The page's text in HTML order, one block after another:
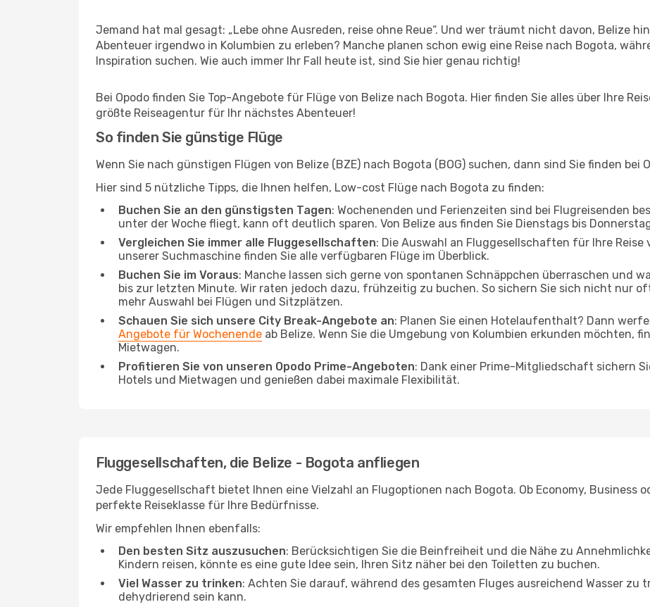
Jemand hat mal gesagt: „Lebe ohne Ausreden, reise ohne Reue“. Und wer träumt nicht davon, Belize
Abenteuer irgendwo in Kolumbien zu erleben? Manche planen schon ewig eine Reise nach Bogota,
Inspiration suchen. Wie auch immer Ihr Fall heute ist, sind Sie hier genau richtig!
Bei Opodo finden Sie Top-Angebote für Flüge von Belize nach Bogota. Hier finden Sie alles über Ihre
größte Reiseagentur für Ihr nächstes Abenteuer!
So finden Sie günstige Flüge
Wenn Sie nach günstigen Flügen von Belize (BZE) nach Bogota (BOG) suchen, dann sind Sie finden bei
Hier sind 5 nützliche Tipps, die Ihnen helfen, Low-cost Flüge nach Bogota zu finden:
Buchen Sie an den günstigsten Tagen: Wochenenden und Ferienzeiten sind bei Flugreisenden
unter der Woche fliegt, kann oft deutlich sparen. Von Belize aus finden Sie Dienstags bis
Vergleichen Sie immer alle Fluggesellschaften: Die Auswahl an Fluggesellschaften für Ihre
unserer Suchmaschine finden Sie alle verfügbaren Flüge im Überblick.
Buchen Sie im Voraus: Manche lassen sich gerne von spontanen Schnäppchen überraschen und
bis zur letzten Minute. Wir raten jedoch dazu, frühzeitig zu buchen. So sichern Sie sich nicht nur
mehr Auswahl bei Flügen und Sitzplätzen.
Schauen Sie sich unsere City Break-Angebote an: Planen Sie einen Hotelaufenthalt? Dann
Angebote für Wochenende ab Belize. Wenn Sie die Umgebung von Kolumbien erkunden möchten,
Mietwagen.
Profitieren Sie von unseren Opodo Prime-Angeboten: Dank einer Prime-Mitgliedschaft sichern
Hotels und Mietwagen und genießen dabei maximale Flexibilität.
Fluggesellschaften, die Belize - Bogota anfliegen
Jede Fluggesellschaft bietet Ihnen eine Vielzahl an Flugoptionen nach Bogota. Ob Economy, Business
perfekte Reiseklasse für Ihre Bedürfnisse.
Wir empfehlen Ihnen ebenfalls:
Den besten Sitz auszusuchen: Berücksichtigen Sie die Beinfreiheit und die Nähe zu
Kindern reisen, könnte es eine gute Idee sein, Ihren Sitz näher bei den Toiletten zu buchen.
Viel Wasser zu trinken: Achten Sie darauf, während des gesamten Fluges ausreichend Wasser zu
dehydrierend sein kann.